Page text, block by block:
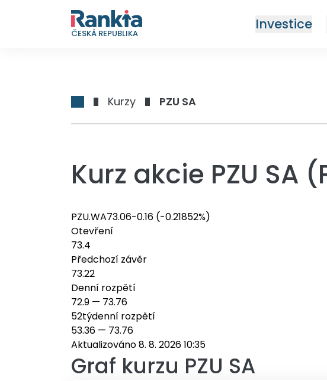
ČESKÁ REPUBLIKA
Investice
Kurzy PZU SA
Kurz akcie PZU SA
PZU.WA73.06-0.16 (-0.21852%)
Otevření
73.4
Předchozí závěr
73.22
Denní rozpětí
72.9 — 73.76
52týdenní rozpětí
53.36 — 73.76
Aktualizováno 8. 8. 2026 10:35
Graf kurzu PZU SA